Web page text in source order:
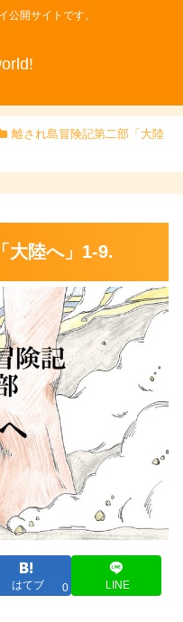
公開サイトです。
離され島冒険記第二部「大陸
大陸へ」1-9.
はてブ 0 LINE